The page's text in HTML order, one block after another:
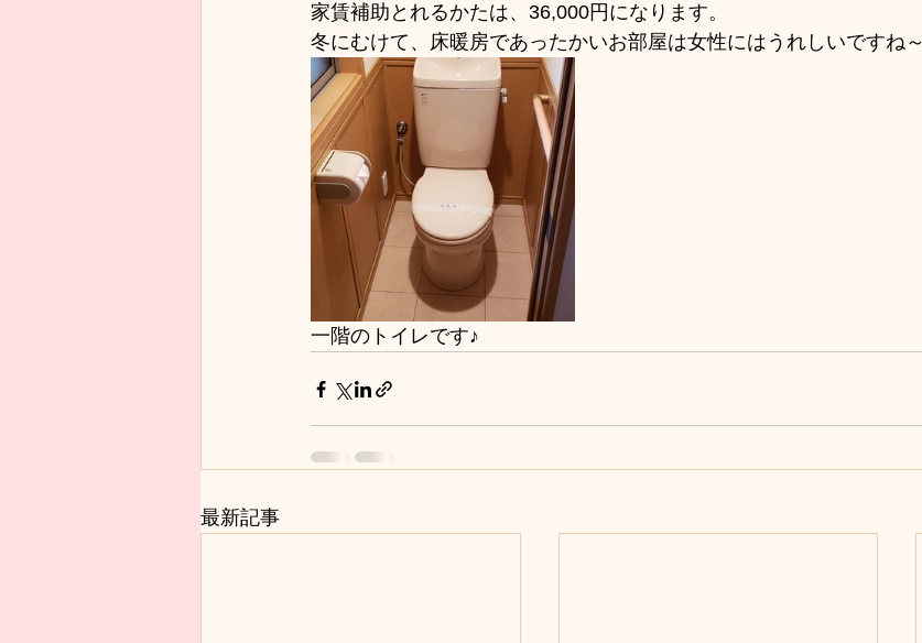
家賃補助とれるかたは、36,000円になります。
冬にむけて、床暖房であったかいお部屋は女性にはうれしいですね～
一階のトイレです♪
最新記事